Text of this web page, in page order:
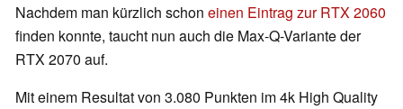
Nachdem man kürzlich schon einen Eintrag zur RTX 2060
finden konnte, taucht nun auch die Max-Q-Variante der
RTX 2070 auf.
Mit einem Resultat von 3.080 Punkten im 4k High Quality